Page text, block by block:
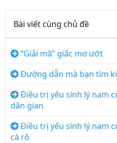
Bài viết cùng chủ đề
“Giải mã” giấc mơ ướt
Đường dẫn mà bạn tìm
Điều trị yếu sinh lý nam
dân gian
Điều trị yếu sinh lý nam
cá rô